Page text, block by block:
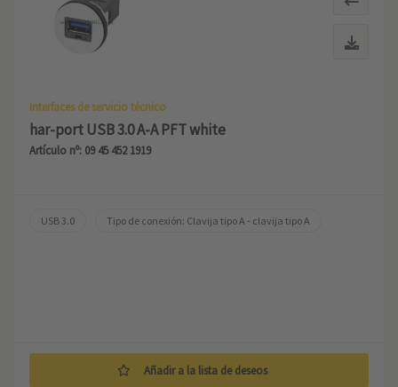
Interfaces de servicio técnico
har-port USB 3.0 A-A PFT white
Artículo nº: 09 45 452 1919
USB 3.0 Tipo de conexión: Clavija tipo A - clavija tipo A
Añadir a la lista de deseos